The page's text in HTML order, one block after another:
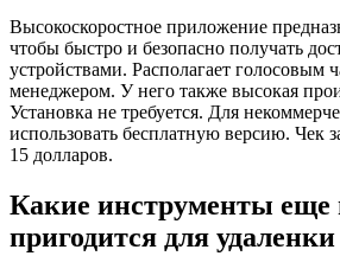
Высокоскоростное приложение
чтобы быстро и безопасно получать
устройствами. Располагает голосовым
менеджером. У него также высокая
Установка не требуется. Для
использовать бесплатную версию. Чек
15 долларов.
Какие инструменты еще
пригодится для удаленки